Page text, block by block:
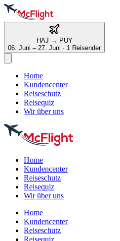
HAJ → PUY
06. Juni – 27. Juni · 1 Reisender
Home
Kundencenter
Reiseschutz
Reisequiz
Wir über uns
Home
Kundencenter
Reiseschutz
Reisequiz
Wir über uns
Home
Kundencenter
Reiseschutz
Reisequiz